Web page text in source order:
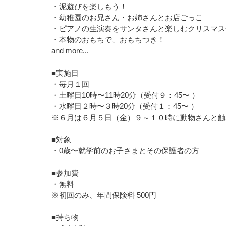
・泥遊びを楽しもう！
・幼稚園のお兄さん・お姉さんとお店ごっこ
・ピアノの生演奏をサンタさんと楽しむクリスマ
・本物のおもちで、おもちつき！
and more...
■実施日
・毎月１回
・土曜日10時〜11時20分（受付９：45〜 ）
・水曜日２時〜３時20分（受付１：45〜 ）
※６月は６月５日（金）９～１０時に動物さんと触
■対象
・0歳〜就学前のお子さまとその保護者の方
■参加費
・無料
※初回のみ、年間保険料 500円
■持ち物